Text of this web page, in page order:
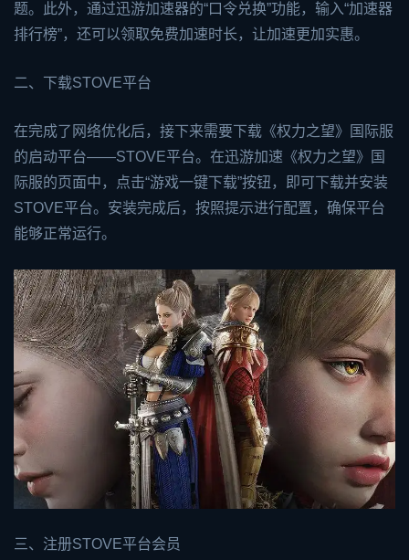
题。此外，通过迅游加速器的“口令兑换”功能，输入“加速器
排行榜”，还可以领取免费加速时长，让加速更加实惠。
二、下载STOVE平台
在完成了网络优化后，接下来需要下载《权力之望》国际服
的启动平台——STOVE平台。在迅游加速《权力之望》国
际服的页面中，点击“游戏一键下载”按钮，即可下载并安装
STOVE平台。安装完成后，按照提示进行配置，确保平台
能够正常运行。
三、注册STOVE平台会员